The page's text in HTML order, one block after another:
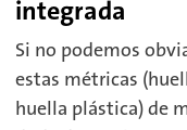
integrada
Si no podemos
estas métricas
huella plástica) de